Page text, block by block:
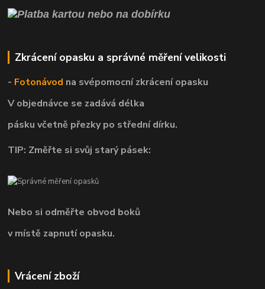
Zkrácení opasku a správné měření velikosti
- Fotonávod na svépomocnízkrácení opasku
V objednávce se zadává délka
pásku včetně přezky po střední dírku.
TIP: Změřte si svůj starý pásek:
Nebo si odměřte obvod boků
v místě zapnutí opasku.
Vrácení zboží